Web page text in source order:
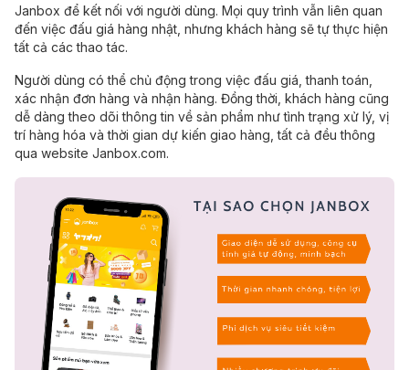
Janbox để kết nối với người dùng. Mọi quy trình vẫn liên quan
đến việc đấu giá hàng nhật, nhưng khách hàng sẽ tự thực hiện
tất cả các thao tác.
Người dùng có thể chủ động trong việc đấu giá, thanh toán,
xác nhận đơn hàng và nhận hàng. Đồng thời, khách hàng cũng
dễ dàng theo dõi thông tin về sản phẩm như tình trạng xử lý, vị
trí hàng hóa và thời gian dự kiến giao hàng, tất cả đều thông
qua website Janbox.com.